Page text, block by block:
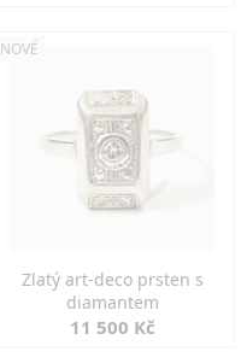
NOVÉ
Zlatý art-deco prsten s
diamantem
11 500 Kč